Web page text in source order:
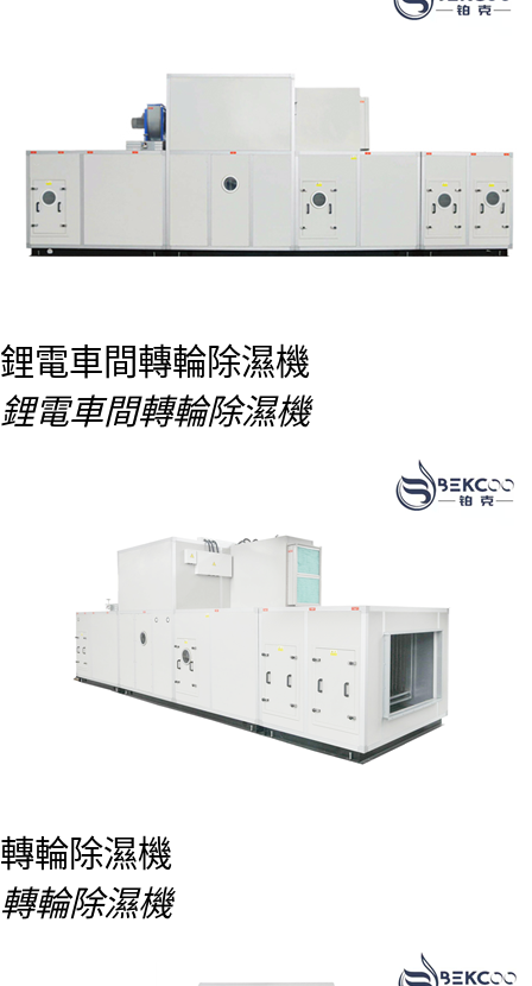
鋰電車間轉輪除濕機
鋰電車間轉輪除濕機
轉輪除濕機
轉輪除濕機